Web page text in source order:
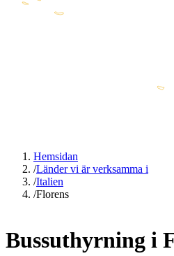
Hemsidan
/Länder vi är verksamma i
/Italien
/Florens
Bussuthyrning i